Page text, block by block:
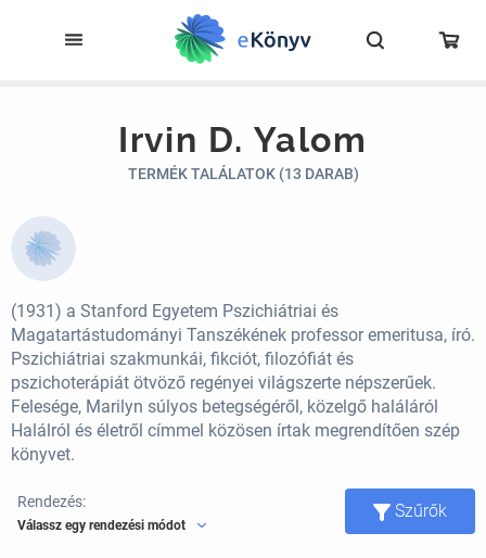
Irvin D. Yalom
TERMÉK TALÁLATOK (13 DARAB)
(1931) a Stanford Egyetem Pszichiátriai és
Magatartástudományi Tanszékének professor emeritusa, író.
Pszichiátriai szakmunkái, fikciót, filozófiát és
pszichoterápiát ötvöző regényei világszerte népszerűek.
Felesége, Marilyn súlyos betegségéről, közelgő haláláról
Halálról és életről címmel közösen írtak megrendítően szép
könyvet.
Rendezés:
Válassz egy rendezési módot
Szűrők